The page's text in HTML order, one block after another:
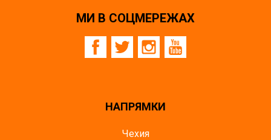
МИ В СОЦМЕРЕЖАХ
НАПРЯМКИ
Чехия